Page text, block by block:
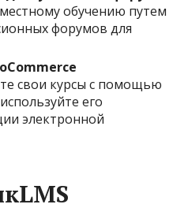
обучению путем
форумов для
свои курсы с помощью
его
электронной